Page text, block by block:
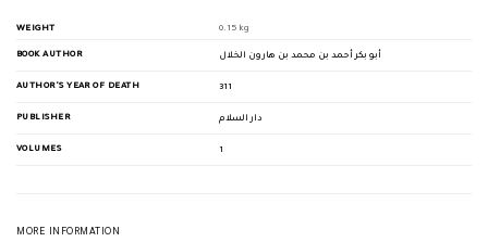
WEIGHT 0.15 kg
BOOK AUTHOR أبو بكر أحمد بن محمد بن هارون الخلال
AUTHOR'S YEAR OF DEATH 311
PUBLISHER دار السلام
VOLUMES 1
MORE INFORMATION